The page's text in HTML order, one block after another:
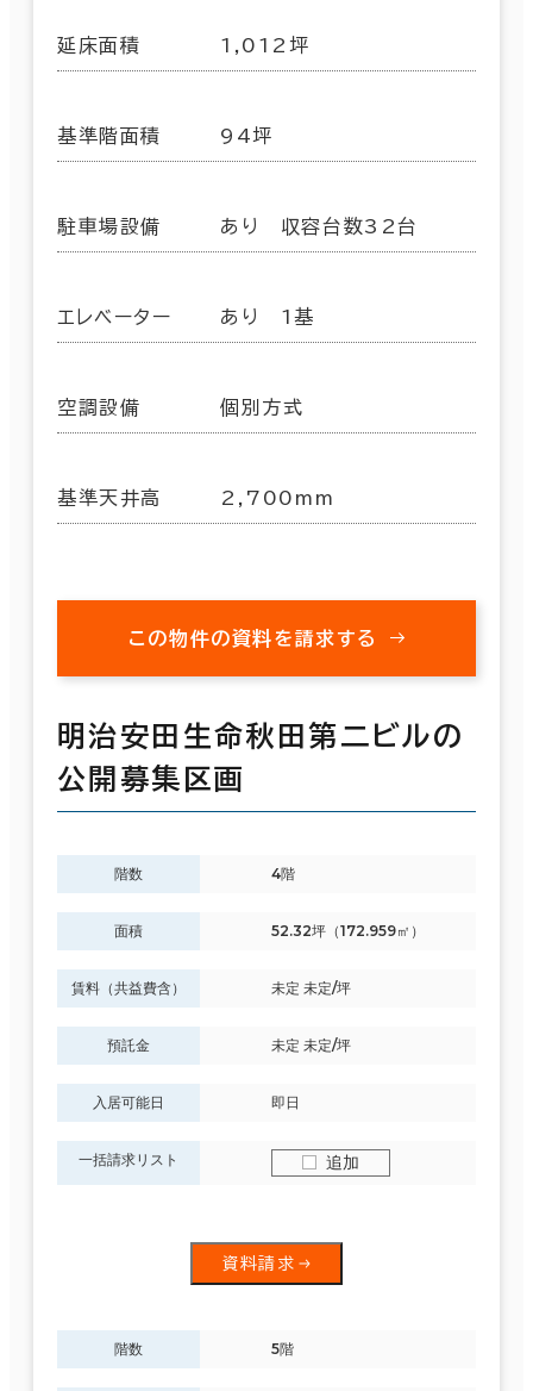
延床面積 1,012坪
基準階面積 94坪
駐車場設備 あり 収容台数32台
エレベーター あり 1基
空調設備 個別方式
基準天井高 2,700mm
この物件の資料を請求する
明治安田生命秋田第二ビルの
公開募集区画
階数 4階
面積 52.32坪（172.959㎡）
賃料（共益費含） 未定 未定/坪
預託金 未定 未定/坪
入居可能日 即日
一括請求リスト 追加
資料請求
階数 5階